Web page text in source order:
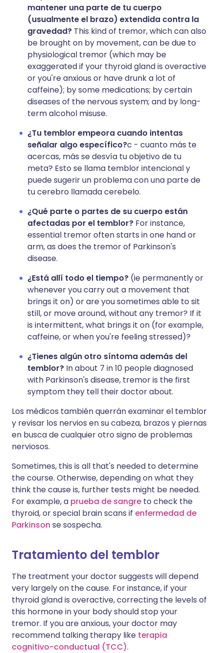
mantener una parte de tu cuerpo
(usualmente el brazo) extendida contra la
gravedad? This kind of tremor, which can also
be brought on by movement, can be due to
physiological tremor (which may be
exaggerated if your thyroid gland is overactive
or you're anxious or have drunk a lot of
caffeine); by some medications; by certain
diseases of the nervous system; and by long-
term alcohol misuse.
¿Tu temblor empeora cuando intentas
señalar algo específico?c - cuanto más te
acercas, más se desvía tu objetivo de tu
meta? Esto se llama temblor intencional y
puede sugerir un problema con una parte de
tu cerebro llamada cerebelo.
¿Qué parte o partes de su cuerpo están
afectadas por el temblor? For instance,
essential tremor often starts in one hand or
arm, as does the tremor of Parkinson's
disease.
¿Está allí todo el tiempo? (ie permanently or
whenever you carry out a movement that
brings it on) or are you sometimes able to sit
still, or move around, without any tremor? If it
is intermittent, what brings it on (for example,
caffeine, or when you're feeling stressed)?
¿Tienes algún otro síntoma además del
temblor? In about 7 in 10 people diagnosed
with Parkinson's disease, tremor is the first
symptom they tell their doctor about.
Los médicos también querrán examinar el temblor
y revisar los nervios en su cabeza, brazos y piernas
en busca de cualquier otro signo de problemas
nerviosos.
Sometimes, this is all that's needed to determine
the course. Otherwise, depending on what they
think the cause is, further tests might be needed.
For example, a prueba de sangre to check the
thyroid, or special brain scans if enfermedad de
Parkinson se sospecha.
Tratamiento del temblor
The treatment your doctor suggests will depend
very largely on the cause. For instance, if your
thyroid gland is overactive, correcting the levels of
this hormone in your body should stop your
tremor. If you are anxious, your doctor may
recommend talking therapy like terapia
cognitivo-conductual (TCC).